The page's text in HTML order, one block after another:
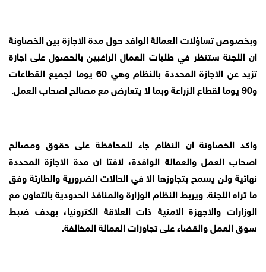
وبخصوص تساؤلات العمالة الوافد حول مدة الاجازة بين الخصاونة
ان اللجنة ستنظر في طلبات العمال الراغبين بالحصول على اجازة
تزيد عن الاجازة المحددة بالنظام وهي 60 يوما لجميع القطاعات
و90 يوما لقطاع الزراعة وبما لا يتعارض مع مصالح اصحاب العمل.
واكد الخصاونة ان النظام جاء للمحافظة على حقوق ومصالح
اصحاب العمل والعمالة الوافدة، لافتا ان مدة الاجازة المحددة
نهائية ولن يسمح بتجاوزها الا في الحالات الضرورية والطارئة وفق
ما تراه اللجنة. ويربط النظام الوزارة والمنافذ الحدودية بالتعاون مع
الوزارات والاجهزة الامنية ذات العلاقة الكترونيا، بهدف ضبط
سوق العمل والقضاء على تجاوزات العمالة المخالفة.